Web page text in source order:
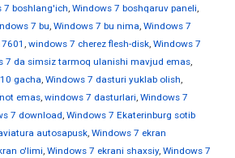
7 boshlang'ich, Windows 7 boshqaruv paneli,
7 bu, Windows 7 bu nima, Windows 7
, windows 7 cherez flesh-disk, Windows 7
7 da simsiz tarmoq ulanishi mavjud emas,
gacha, Windows 7 dasturi yuklab olish,
emas, windows 7 dasturlari, Windows 7
7 download, Windows 7 Ekaterinburg sotib
autosapusk, Windows 7 ekran
o'limi, Windows 7 ekrani shaxsiy, Windows 7